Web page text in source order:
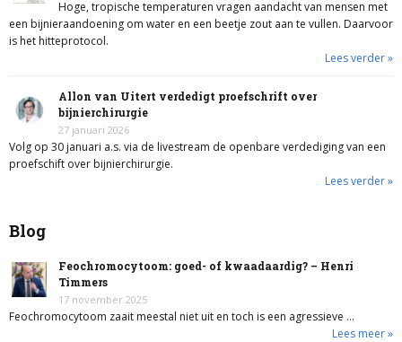
Hoge, tropische temperaturen vragen aandacht van mensen met
een bijnieraandoening om water en een beetje zout aan te vullen. Daarvoor
is het hitteprotocol.
Lees verder »
Allon van Uitert verdedigt proefschrift over
bijnierchirurgie
27 januari 2026
Volg op 30 januari a.s. via de livestream de openbare verdediging van een
proefschift over bijnierchirurgie.
Lees verder »
Blog
Feochromocytoom: goed- of kwaadaardig? – Henri
Timmers
17 november 2025
Feochromocytoom zaait meestal niet uit en toch is een agressieve …
Lees meer »